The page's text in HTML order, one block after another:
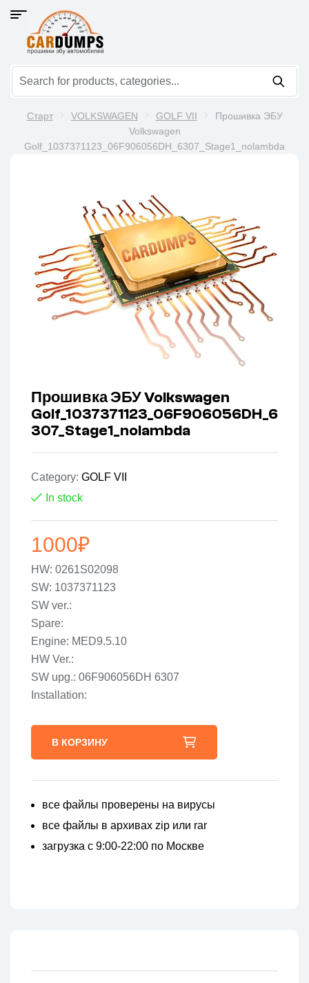
Старт VOLKSWAGEN GOLF VII
Прошивка ЭБУ
Volkswagen
Golf_1037371123_06F906056DH_6307_Stage1_nolambda
Прошивка ЭБУ Volkswagen
Golf_1037371123_06F906056DH_6
307_Stage1_nolambda
Category: GOLF VII
In stock
1000₽
HW: 0261S02098
SW: 1037371123
SW ver.:
Spare:
Engine: MED9.5.10
HW Ver.:
SW upg.: 06F906056DH 6307
Installation:
В КОРЗИНУ
все файлы проверены на вирусы
все файлы в архивах zip или rar
загрузка с 9:00-22:00 по Москве